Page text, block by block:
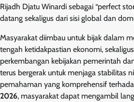
Rijadh Djatu Winardi sebagai “perfect
datang sekaligus dari sisi global dan
Masyarakat diimbau untuk bijak dalam
tengah ketidakpastian ekonomi,
perkembangan kebijakan pemerintah
terus bergerak untuk menjaga stabilitas
pemahaman yang komprehensif
2026, masyarakat dapat mengambil